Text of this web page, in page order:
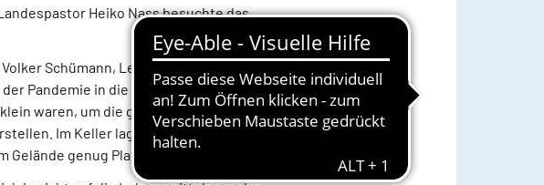
Heiko Nass besuchte das
Schümann, Leiter des
der Pandemie in die Friedenskirche
waren, um die gebotenen Abstände
Im Keller lagern Lebensmittel, im
genug Platz.